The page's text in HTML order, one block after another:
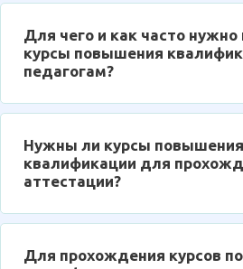
Для чего и как часто нужно
курсы повышения
педагогам?
Нужны ли курсы повышения
квалификации для
аттестации?
Для прохождения курсов